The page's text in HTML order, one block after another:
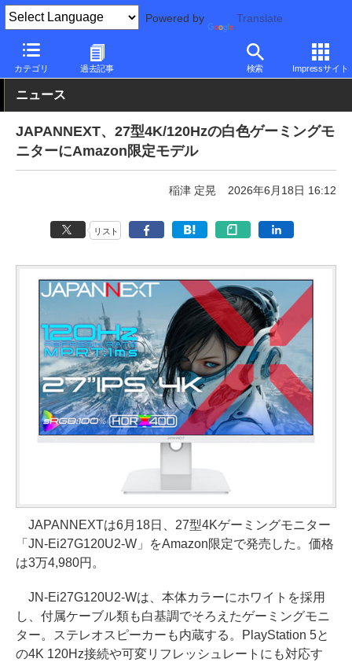
Powered by Translate
カテゴリ 過去記事 検索 Impressサイト
PC Watch 半導体/周辺機器 JAPANNEXT
ニュース
JAPANNEXT、27型4K/120Hzの白色ゲーミングモ
ニターにAmazon限定モデル
稲津 定晃 2026年6月18日 16:12
リスト
JAPANNEXTは6月18日、27型4Kゲーミングモニター
「JN-Ei27G120U2-W」をAmazon限定で発売した。価格
は3万4,980円。
JN-Ei27G120U2-Wは、本体カラーにホワイトを採用
し、付属ケーブル類も白基調でそろえたゲーミングモニ
ター。ステレオスピーカーも内蔵する。PlayStation 5と
の4K 120Hz接続や可変リフレッシュレートにも対応す